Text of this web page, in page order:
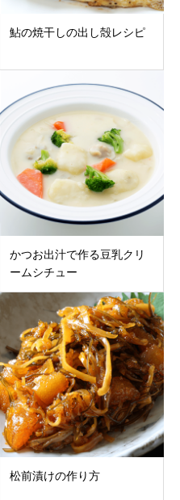
鮎の焼干しの出し殻レシピ
かつお出汁で作る豆乳クリ
ームシチュー
松前漬けの作り方